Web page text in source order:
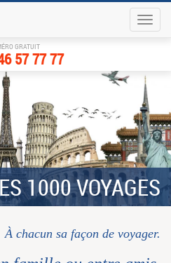
1000 VOYAGES
À chacun sa façon de voyager.
GRATUIT
57 77 77